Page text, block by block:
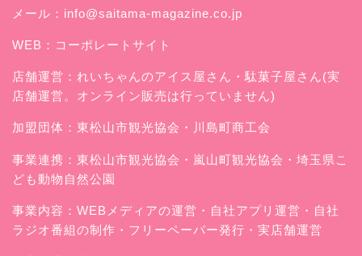
メール： info@saitama-magazine.co.jp
WEB： コーポレートサイト
店舗運営： れいちゃんのアイス屋さん ・駄菓子屋さん(実
店舗運営。オンライン販売は行っていません)
加盟団体：東松山市観光協会・川島町商工会
事業連携：東松山市観光協会・嵐山町観光協会・埼玉県こ
ども動物自然公園
事業内容：WEBメディアの運営・自社アプリ運営・自社
ラジオ番組の制作・フリーペーパー発行・実店舗運営